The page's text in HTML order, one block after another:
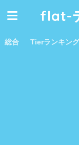
flat-
総合 Tierランキング